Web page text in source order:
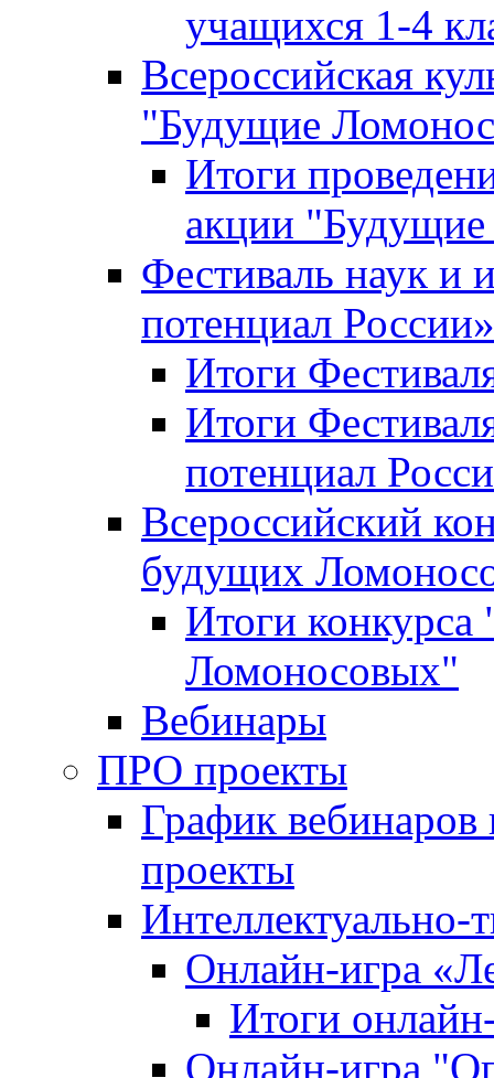
учащихся 1-4
Всероссийская
"Будущие
Итоги
акции
Фестиваль наук и
потенциал России»
Итоги
Итоги
потенциал
Всероссийский
будущих
Итоги
Ломоносовых"
Вебинары
ПРО проекты
График
проекты
Интеллектуально-
Онлайн-игра
Итоги
Онлайн-игра